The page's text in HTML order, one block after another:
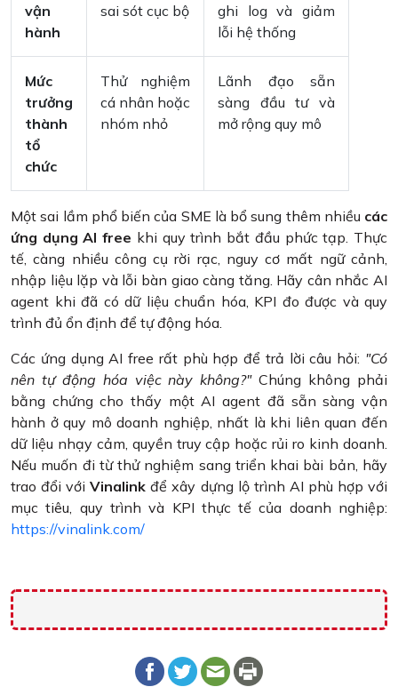
vận
hành
sai sót cục bộ
ghi log và giảm
lỗi hệ thống
Mức
trưởng
thành
tổ
chức
Thử nghiệm
cá nhân hoặc
nhóm nhỏ
Lãnh đạo sẵn
sàng đầu tư và
mở rộng quy mô
Một sai lầm phổ biến của SME là bổ sung thêm nhiều các
ứng dụng AI free khi quy trình bắt đầu phức tạp. Thực
tế, càng nhiều công cụ rời rạc, nguy cơ mất ngữ cảnh,
nhập liệu lặp và lỗi bàn giao càng tăng. Hãy cân nhắc AI
agent khi đã có dữ liệu chuẩn hóa, KPI đo được và quy
trình đủ ổn định để tự động hóa.
Các ứng dụng AI free rất phù hợp để trả lời câu hỏi: "Có
nên tự động hóa việc này không?"Chúng không phải
bằng chứng cho thấy một AI agent đã sẵn sàng vận
hành ở quy mô doanh nghiệp, nhất là khi liên quan đến
dữ liệu nhạy cảm, quyền truy cập hoặc rủi ro kinh doanh.
Nếu muốn đi từ thử nghiệm sang triển khai bài bản, hãy
trao đổi vớiVinalink để xây dựng lộ trình AI phù hợp với
mục tiêu, quy trình và KPI thực tế của doanh nghiệp:
https://vinalink.com/